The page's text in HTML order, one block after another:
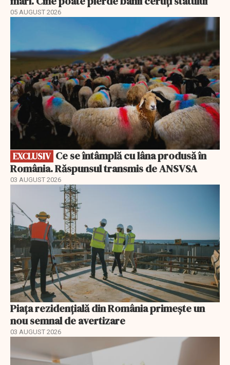
05 AUGUST 2026
EXCLUSIV
România. Răspunsul transmis de ANSVSA
03 AUGUST 2026
Piața rezidențială din România primește un
nou semnal de avertizare
03 AUGUST 2026